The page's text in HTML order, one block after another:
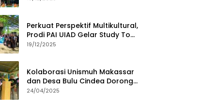
Perkuat Perspektif Multikultural,
Prodi PAI UIAD Gelar Study Tour
ke Kajang
19/12/2025
Kolaborasi Unismuh Makassar
dan Desa Bulu Cindea Dorong
Sentra Garam Industri
24/04/2025